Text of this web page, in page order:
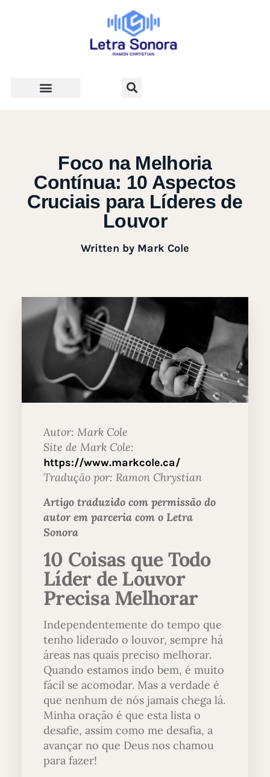
Foco na Melhoria
Contínua: 10 Aspectos
Cruciais para Líderes de
Louvor
Written by Mark Cole
Autor: Mark Cole
Site de Mark Cole:
https://www.markcole.ca/
Tradução por: Ramon Chrystian
Artigo traduzido com permissão do
autor em parceria com o Letra
Sonora
10 Coisas que Todo
Líder de Louvor
Precisa Melhorar
Independentemente do tempo que
tenho liderado o louvor, sempre há
áreas nas quais preciso melhorar.
Quando estamos indo bem, é muito
fácil se acomodar. Mas a verdade é
que nenhum de nós jamais chega lá.
Minha oração é que esta lista o
desafie, assim como me desafia, a
avançar no que Deus nos chamou
para fazer!